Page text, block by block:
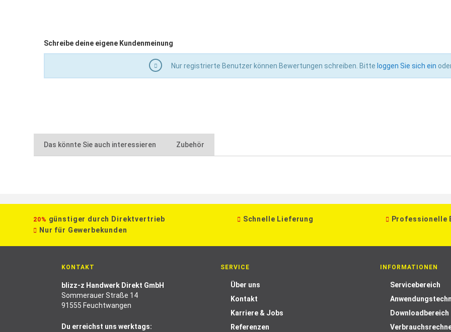
Schreibe deine eigene Kundenmeinung
Nur registrierte Benutzer können Bewertungen schreiben. Bitte loggen Sie sich ein
Das könnte Sie auch interessieren Zubehör
20% günstiger durch Direktvertrieb Schnelle Lieferung
Professionelle
Nur für Gewerbekunden
KONTAKT
blizz-z Handwerk Direkt GmbH
Sommerauer Straße 14
91555 Feuchtwangen
Du erreichst uns werktags:
SERVICE
Über uns
Kontakt
Karriere & Jobs
Referenzen
INFORMATIONEN
Servicebereich
Downloadbereich